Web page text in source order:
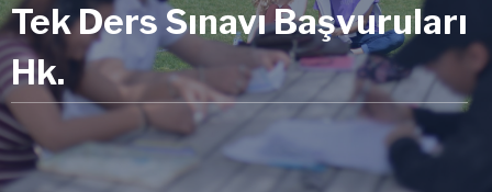
Tek Ders Sınavı Başvuruları
Hk.